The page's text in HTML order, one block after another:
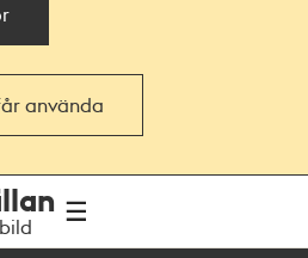
använda